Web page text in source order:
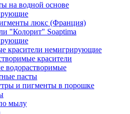
на водной основе
люкс (Франция)
"Колорит" Soaptima
красители немигрирующие
красители
водорастворимые
пасты
и пигменты в порошке
мылу